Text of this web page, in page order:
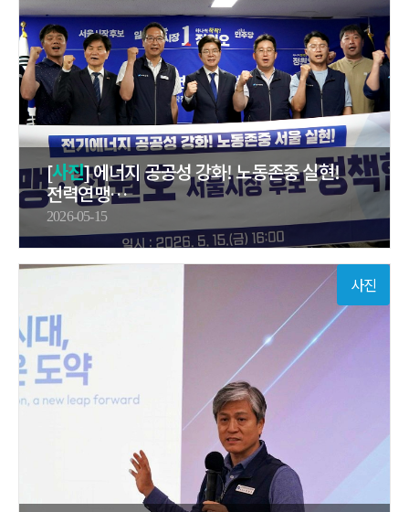
[사진] 에너지 공공성 강화! 노동존중 실현!
전력연맹…
2026-05-15
사진